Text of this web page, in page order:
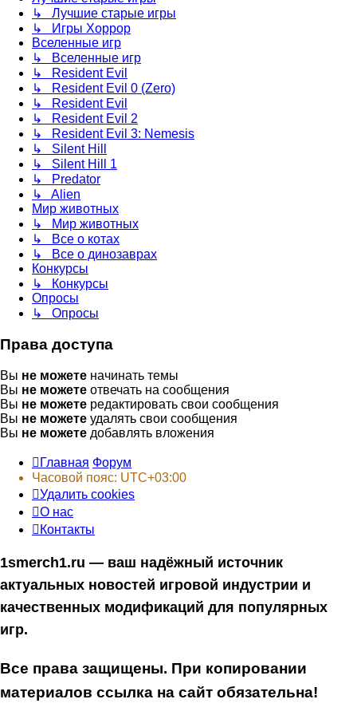
↳ Лучшие старые игры
↳ Игры Хоррор
Вселенные игр
↳ Вселенные игр
↳ Resident Evil
↳ Resident Evil 0 (Zero)
↳ Resident Evil
↳ Resident Evil 2
↳ Resident Evil 3: Nemesis
↳ Silent Hill
↳ Silent Hill 1
↳ Predator
↳ Alien
Мир животных
↳ Мир животных
↳ Все о котах
↳ Все о динозаврах
Конкурсы
↳ Конкурсы
Опросы
↳ Опросы
Права доступа
Вы не можете начинать темы
Вы не можете отвечать на сообщения
Вы не можете редактировать свои сообщения
Вы не можете удалять свои сообщения
Вы не можете добавлять вложения
Главная Форум
Часовой пояс: UTC+03:00
Удалить cookies
О нас
Контакты
1smerch1.ru — ваш надёжный источник
актуальных новостей игровой индустрии и
качественных модификаций для популярных
игр.
Все права защищены. При копировании
материалов ссылка на сайт обязательна!